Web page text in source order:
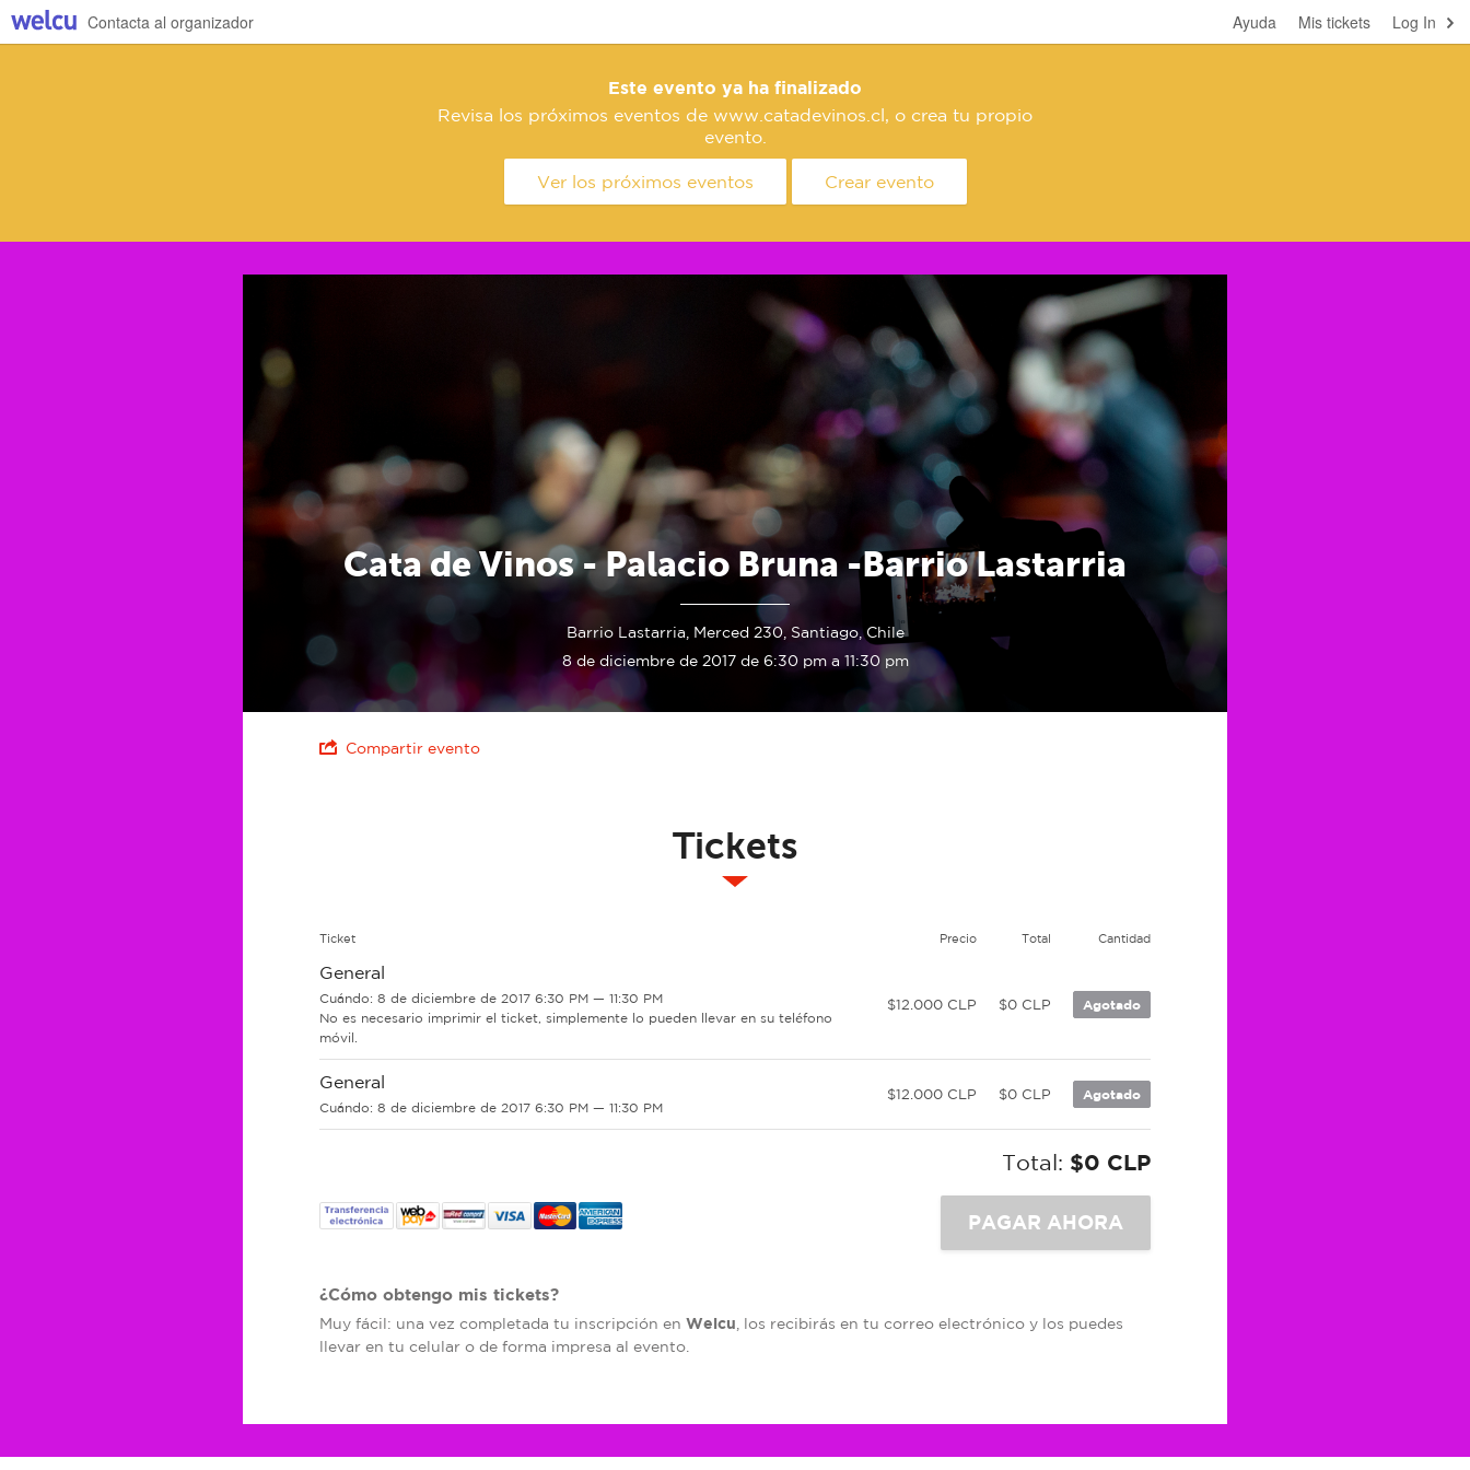
Log In
Mis tickets
Ayuda
Contacta al organizador
Este evento ya ha finalizado
Revisa los próximos eventos de www.catadevinos.cl, o crea tu propio
evento.
Ver los próximos eventos Crear evento
Cata de Vinos - Palacio Bruna -Barrio Lastarria
Barrio Lastarria, Merced 230, Santiago, Chile
8 de diciembre de 2017 de 6:30 pm a 11:30 pm
Compartir evento
Tickets
Ticket Precio Total Cantidad
General
Cuándo: 8 de diciembre de 2017 6:30 PM — 11:30 PM
No es necesario imprimir el ticket, simplemente lo pueden llevar en su teléfono
móvil.
$12.000 CLP $0 CLP Agotado
General
Cuándo: 8 de diciembre de 2017 6:30 PM — 11:30 PM
$12.000 CLP $0 CLP Agotado
Total: $0 CLP
¿Cómo obtengo mis tickets?
Muy fácil: una vez completada tu inscripción en Welcu , los recibirás en tu correo electrónico y los puedes
llevar en tu celular o de forma impresa al evento.